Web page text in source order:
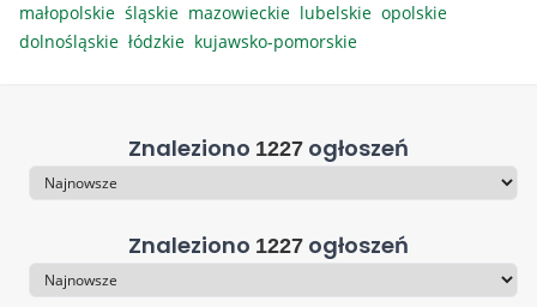
małopolskie śląskie mazowieckie lubelskie opolskie
dolnośląskie łódzkie kujawsko-pomorskie
Znaleziono 1227 ogłoszeń
Sortowanie
Znaleziono 1227 ogłoszeń
Sortowanie